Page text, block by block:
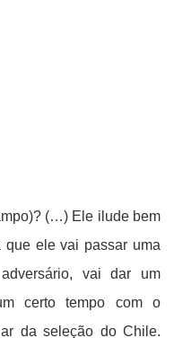
(…) Ele ilude bem
que ele vai passar uma
vai dar um
certo tempo com o
da seleção do Chile.